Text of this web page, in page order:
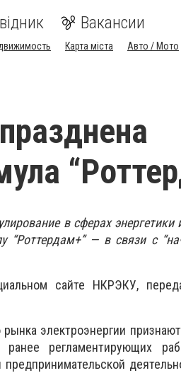
Вакансии
Карта міста Авто / Мото
в сферах
“Роттердам+” — в связи с
сайте НКРЭКУ,
электроэнергии
регламентирующих